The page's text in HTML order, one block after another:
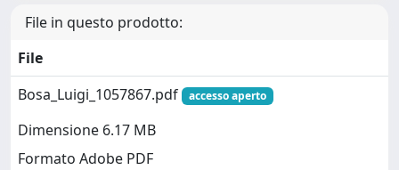
File in questo prodotto:
File
Bosa_Luigi_1057867.pdf
accesso aperto
Dimensione 6.17 MB
Formato Adobe PDF